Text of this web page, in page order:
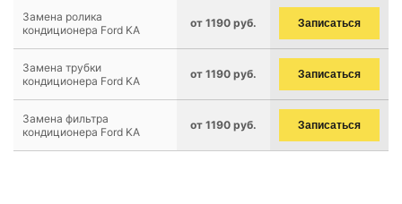
Замена ролика
кондиционера Ford KA
от 1190 руб. Записаться
Замена трубки
кондиционера Ford KA
от 1190 руб. Записаться
Замена фильтра
кондиционера Ford KA
от 1190 руб. Записаться